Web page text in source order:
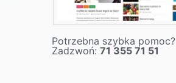
Potrzebna szybka pomoc?
Zadzwoń: 71 355 71 51